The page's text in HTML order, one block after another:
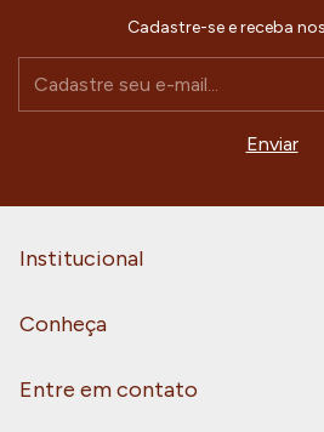
Cadastre-se e receba
Institucional
Conheça
Entre em contato